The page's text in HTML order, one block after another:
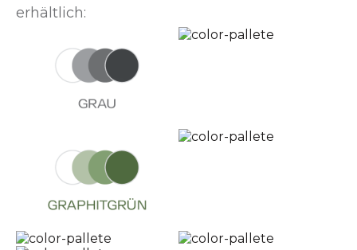
erhältlich: